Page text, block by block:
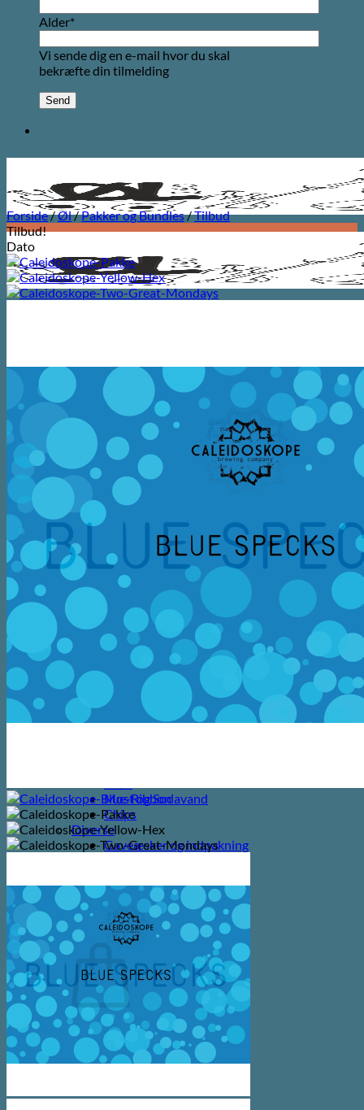
Alder*
Vi sende dig en e-mail hvor du skal
bekræfte din tilmelding
Forside
Kategorier
Lager/Pilsner/Pale Ale/Blonde/Gylden
Weissbier/Wit
Saison/Farmhouse/Grisette
IPA
Syrligt/Vildtgæret/Sour/Berliner Weisse
Mjød/Melomel/Braggot
Red Ale/Amber Ale/Brown Ale/Bock/Dubbel
Strong Ale/Dark Ale/Triple/Barley Wine
Porter/Stouts/Quadrupel
Røgøl
Øl
Tilbud
6pack2go
Alkoholfri
Glutenfri
Vegan/Vegansk
Black week
Juleøl
Farsdag
Most og Sodavand
Chips
Diverse
Gaveæsker og indpakning
Om ØL2GO
Kontakt
Kurv /0,00kr.
Ingen varer i kurven.
Tilbage til shoppen
Forside/Øl/Pakker og Bundles/Tilbud
Tilbud!
Dato